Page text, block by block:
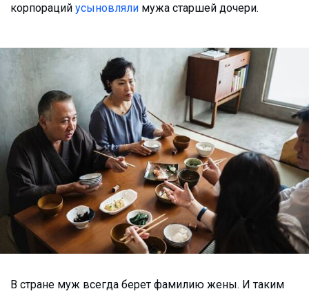
корпораций усыновляли мужа старшей дочери.
В стране муж всегда берет фамилию жены. И таким